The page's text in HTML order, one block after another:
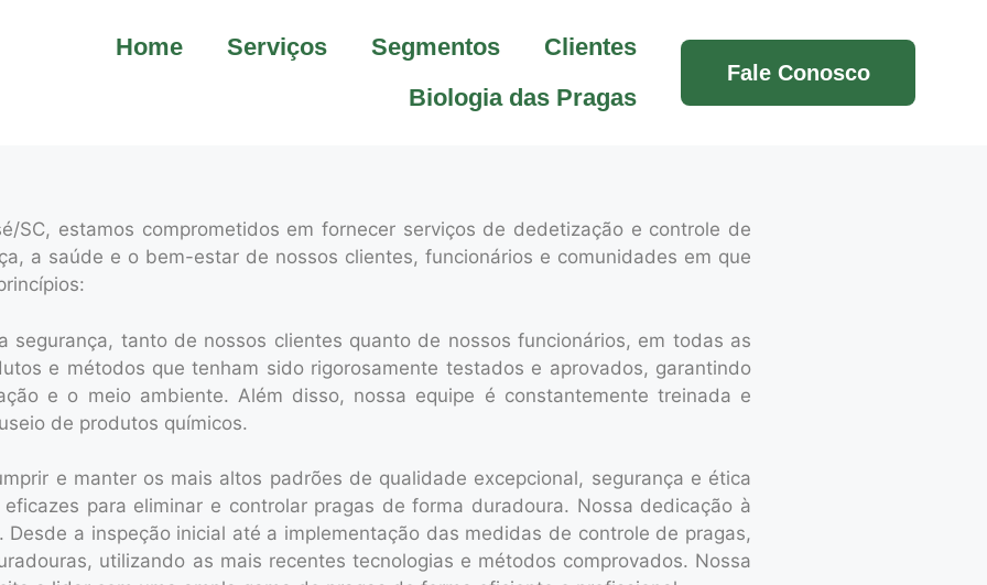
Home Serviços Segmentos
Clientes
Biologia das Pragas
Fale Conosco
SC, estamos comprometidos em fornecer serviços de dedetização e controle de
a saúde e o bem-estar de nossos clientes, funcionários e comunidades em que
segurança, tanto de nossos clientes quanto de nossos funcionários, em todas as
e métodos que tenham sido rigorosamente testados e aprovados, garantindo
e o meio ambiente. Além disso, nossa equipe é constantemente treinada e
de produtos químicos.
e manter os mais altos padrões de qualidade excepcional, segurança e ética
para eliminar e controlar pragas de forma duradoura. Nossa dedicação à
a inspeção inicial até a implementação das medidas de controle de pragas,
utilizando as mais recentes tecnologias e métodos comprovados. Nossa